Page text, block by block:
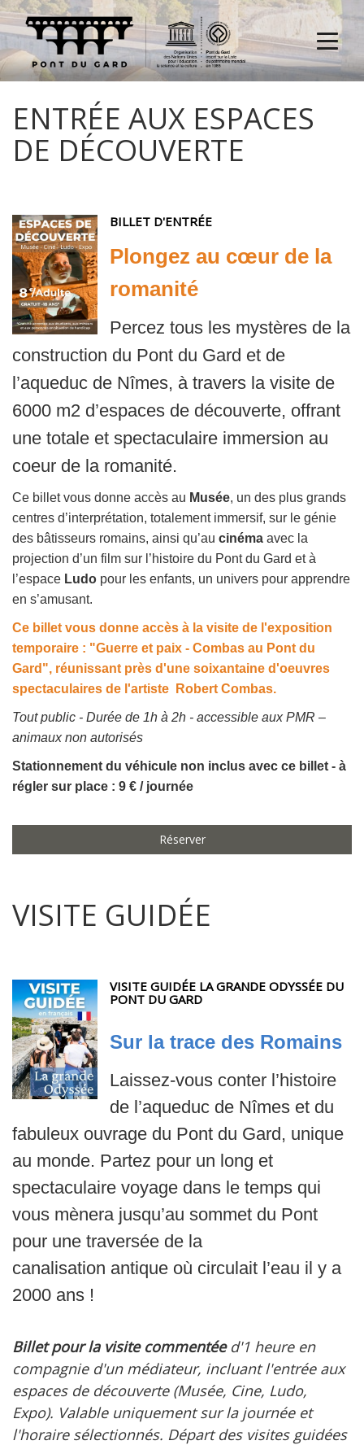
Menu
ENTRÉE AUX ESPACES
DE DÉCOUVERTE
BILLET D'ENTRÉE
Plongez au cœur de la
romanité
Percez tous les mystères de la
construction du Pont du Gard et de
l’aqueduc de Nîmes, à travers la visite de
6000 m2 d’espaces de découverte, offrant
une totale et spectaculaire immersion au
coeur de la romanité.
Ce billet vous donne accès au Musée, un des plus grands
centres d’interprétation, totalement immersif, sur le génie
des bâtisseurs romains, ainsi qu’au cinéma avec la
projection d’un film sur l’histoire du Pont du Gard et à
l’espace Ludo pour les enfants, un univers pour apprendre
en s’amusant.
Ce billet vous donne accès à la visite de l'exposition
temporaire : "Guerre et paix - Combas au Pont du
Gard", réunissant près d'une soixantaine d'oeuvres
spectaculaires de l'artiste Robert Combas.
Tout public - Durée de 1h à 2h - accessible aux PMR –
animaux non autorisés
Stationnement du véhicule non inclus avec ce billet - à
régler sur place : 9 € / journée
Réserver
VISITE GUIDÉE
VISITE GUIDÉE LA GRANDE ODYSSÉE DU
PONT DU GARD
Sur la trace des Romains
Laissez-vous conter l’histoire
de l’aqueduc de Nîmes et du
fabuleux ouvrage du Pont du Gard, unique
au monde. Partez pour un long et
spectaculaire voyage dans le temps qui
vous mènera jusqu’au sommet du Pont
pour une traversée de la
canalisation antique où circulait l’eau il y a
2000 ans !
Billet pour la visite commentéed'1 heure en
compagnie d'un médiateur, incluant l'entrée aux
espaces de découverte (Musée, Cine, Ludo,
Expo). Valable uniquement sur la journée et
l'horaire sélectionnés. Départ des visites guidées